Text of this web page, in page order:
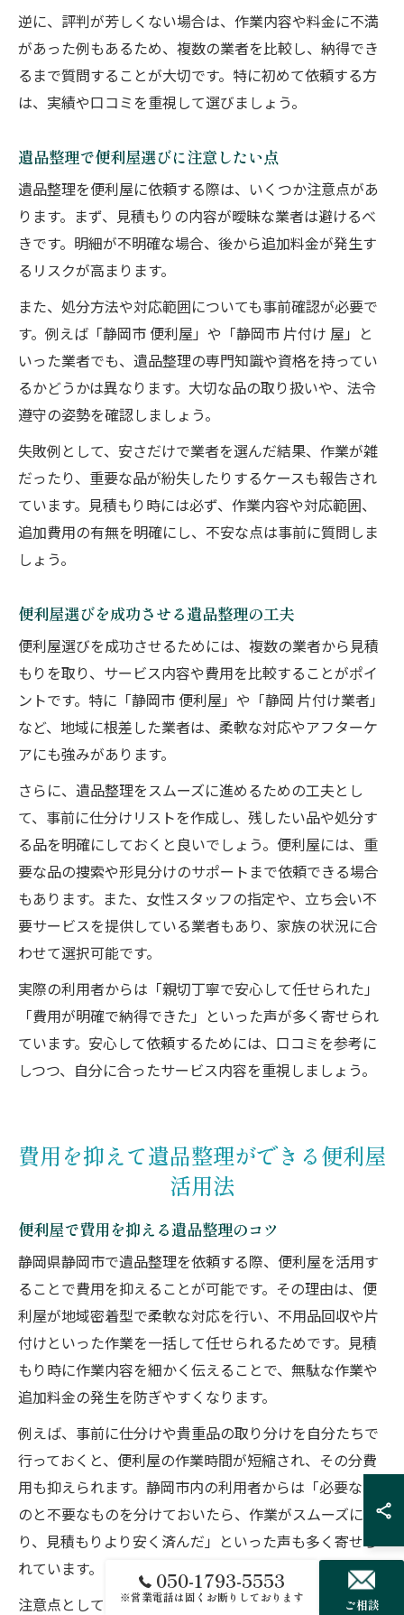
逆に、評判が芳しくない場合は、作業内容や料金に不満
があった例もあるため、複数の業者を比較し、納得でき
るまで質問することが大切です。特に初めて依頼する方
は、実績や口コミを重視して選びましょう。
遺品整理で便利屋選びに注意したい点
遺品整理を便利屋に依頼する際は、いくつか注意点があ
ります。まず、見積もりの内容が曖昧な業者は避けるべ
きです。明細が不明確な場合、後から追加料金が発生す
るリスクが高まります。
また、処分方法や対応範囲についても事前確認が必要で
す。例えば「静岡市 便利屋」や「静岡市 片付け 屋」と
いった業者でも、遺品整理の専門知識や資格を持ってい
るかどうかは異なります。大切な品の取り扱いや、法令
遵守の姿勢を確認しましょう。
失敗例として、安さだけで業者を選んだ結果、作業が雑
だったり、重要な品が紛失したりするケースも報告され
ています。見積もり時には必ず、作業内容や対応範囲、
追加費用の有無を明確にし、不安な点は事前に質問しま
しょう。
便利屋選びを成功させる遺品整理の工夫
便利屋選びを成功させるためには、複数の業者から見積
もりを取り、サービス内容や費用を比較することがポイ
ントです。特に「静岡市 便利屋」や「静岡 片付け業者」
など、地域に根差した業者は、柔軟な対応やアフターケ
アにも強みがあります。
さらに、遺品整理をスムーズに進めるための工夫とし
て、事前に仕分けリストを作成し、残したい品や処分す
る品を明確にしておくと良いでしょう。便利屋には、重
要な品の捜索や形見分けのサポートまで依頼できる場合
もあります。また、女性スタッフの指定や、立ち会い不
要サービスを提供している業者もあり、家族の状況に合
わせて選択可能です。
実際の利用者からは「親切丁寧で安心して任せられた」
「費用が明確で納得できた」といった声が多く寄せられ
ています。安心して依頼するためには、口コミを参考に
しつつ、自分に合ったサービス内容を重視しましょう。
費用を抑えて遺品整理ができる便利屋
活用法
便利屋で費用を抑える遺品整理のコツ
静岡県静岡市で遺品整理を依頼する際、便利屋を活用す
ることで費用を抑えることが可能です。その理由は、便
利屋が地域密着型で柔軟な対応を行い、不用品回収や片
付けといった作業を一括して任せられるためです。見積
もり時に作業内容を細かく伝えることで、無駄な作業や
追加料金の発生を防ぎやすくなります。
例えば、事前に仕分けや貴重品の取り分けを自分たちで
行っておくと、便利屋の作業時間が短縮され、その分費
用も抑えられます。静岡市内の利用者からは「必要なも
のと不要なものを分けておいたら、作業がスムーズにな
り、見積もりより安く済んだ」といった声も多く寄せら
れています。
注意点としては、見積もり内容の確認を怠ると、作業後
050-1793-5553
※営業電話は固くお断りしております ご相談